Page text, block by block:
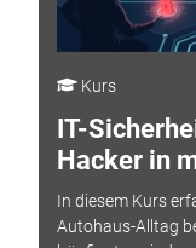
Kurs
IT-
Hacker in
In diesem Kurs
Autohaus-Alltag